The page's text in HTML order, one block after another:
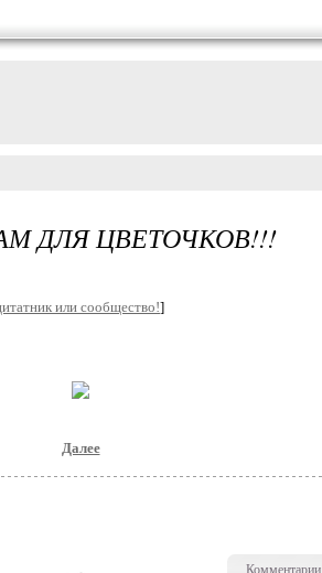
Комментарии
ДЛЯ ЦВЕТОЧКОВ!!!
или сообщество!]
Далее